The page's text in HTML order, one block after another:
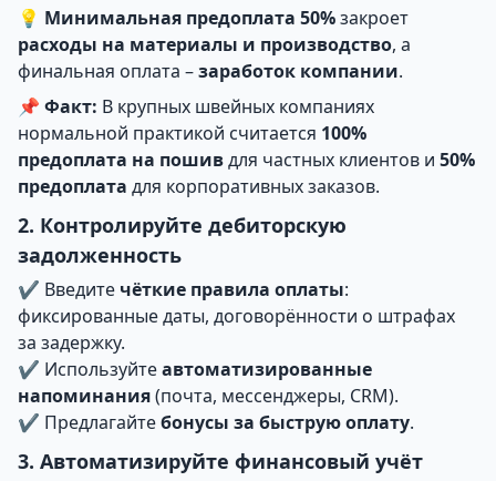
💡 Минимальная предоплата 50%закроет
расходы на материалы и производство, а
финальная оплата –заработок компании.
📌 Факт: В крупных швейных компаниях
нормальной практикой считается 100%
предоплата на пошивдля частных клиентов и 50%
предоплата для корпоративных заказов.
2. Контролируйте дебиторскую
задолженность
✔ Введите чёткие правила оплаты:
фиксированные даты, договорённости о штрафах
за задержку.
✔ Используйтеавтоматизированные
напоминания(почта, мессенджеры, CRM).
✔ Предлагайтебонусы за быструю оплату.
3. Автоматизируйте финансовый учёт